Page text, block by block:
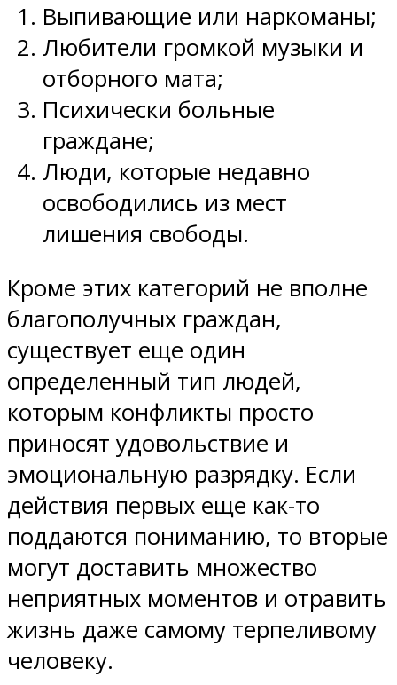
Выпивающие или наркоманы;
Любители громкой музыки и
отборного мата;
Психически больные
граждане;
Люди, которые недавно
освободились из мест
лишения свободы.
Кроме этих категорий не вполне
благополучных граждан,
существует еще один
определенный тип людей,
которым конфликты просто
приносят удовольствие и
эмоциональную разрядку. Если
действия первых еще как-то
поддаются пониманию, то вторые
могут доставить множество
неприятных моментов и отравить
жизнь даже самому терпеливому
человеку.